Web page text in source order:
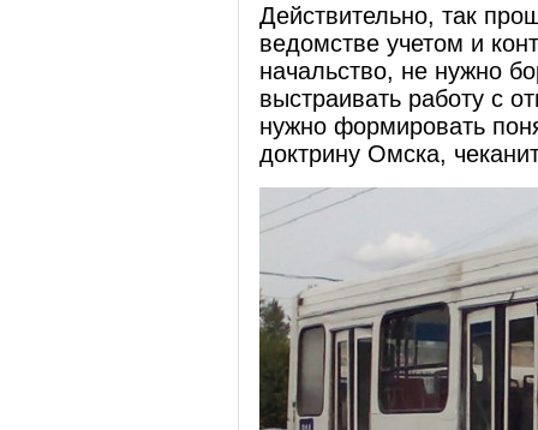
Действительно, так
ведомстве учетом и
начальство, не нужно
выстраивать работу с
нужно формировать
доктрину Омска,